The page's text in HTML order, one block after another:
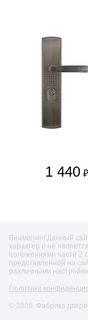
1 440 ₽
Внимание! Данный
характер и не
положениями части 2
представленной на
различными
Политика
© 2026. Фабрика